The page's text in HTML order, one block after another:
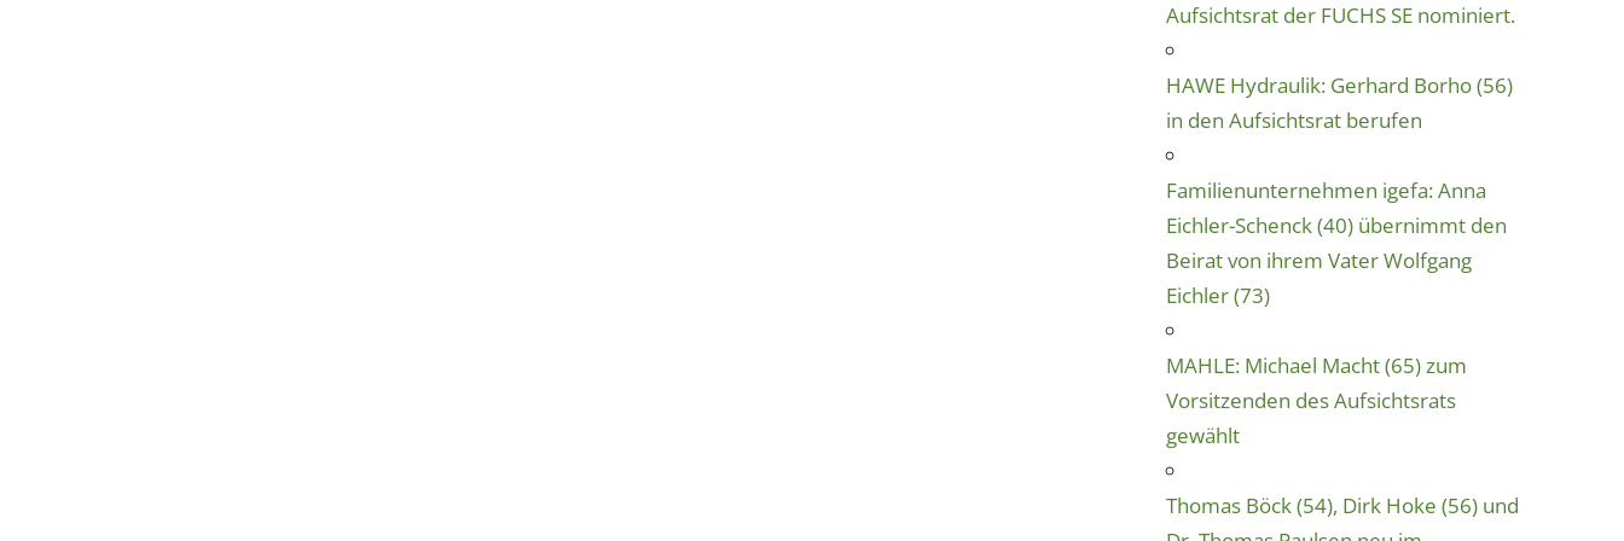
Aufsichtsrat der FUCHS SE nominiert.
HAWE Hydraulik: Gerhard Borho (56)
in den Aufsichtsrat berufen
Familienunternehmen igefa: Anna
Eichler-Schenck (40) übernimmt den
Beirat von ihrem Vater Wolfgang
Eichler (73)
MAHLE: Michael Macht (65) zum
Vorsitzenden des Aufsichtsrats
gewählt
Thomas Böck (54), Dirk Hoke (56) und